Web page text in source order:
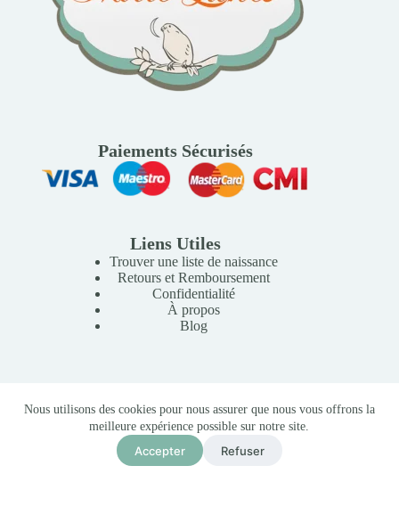
Nous utilisons des cookies pour nous assurer que nous vous offrons la
meilleure expérience possible sur notre site.
Accepter Refuser
Paiements Sécurisés
Liens Utiles
Trouver une liste de naissance
Retours et Remboursement
Confidentialité
À propos
Blog
Copyright © 2026 Mille Lunes - Création du site :
Baptiste
-Conditions Générales de Vente